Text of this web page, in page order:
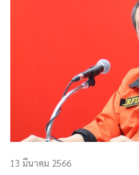
13 มีนาคม 2566